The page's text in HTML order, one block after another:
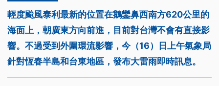
輕度颱風泰利最新的位置在鵝鑾鼻西南方620公里的
海面上，朝廣東方向前進，目前對台灣不會有直接影
響。不過受到外圍環流影響，今（16）日上午氣象局
針對恆春半島和台東地區，發布大雷雨即時訊息。